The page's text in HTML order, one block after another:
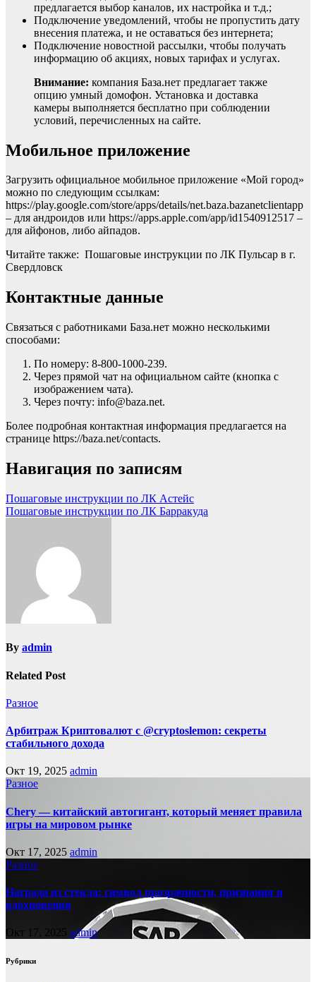
предлагается выбор каналов, их настройка и т.д.;
Подключение уведомлений, чтобы не пропустить дату
внесения платежа, и не оставаться без интернета;
Подключение новостной рассылки, чтобы получать
информацию об акциях, новых тарифах и услугах.
Внимание: компания База.нет предлагает также
опцию умный домофон. Установка и доставка
камеры выполняется бесплатно при соблюдении
условий, перечисленных на сайте.
Мобильное приложение
Загрузить официальное мобильное приложение «Мой город»
можно по следующим ссылкам:
https://play.google.com/store/apps/details/net.baza.bazanetclientapp
– для андроидов или https://apps.apple.com/app/id1540912517 –
для айфонов, либо айпадов.
Читайте также: Пошаговые инструкции по ЛК Пульсар в г.
Свердловск
Контактные данные
Связаться с работниками База.нет можно несколькими
способами:
По номеру: 8-800-1000-239.
Через прямой чат на официальном сайте (кнопка с
изображением чата).
Через почту: info@baza.net.
Более подробная контактная информация предлагается на
странице https://baza.net/contacts.
Навигация по записям
Пошаговые инструкции по ЛК Астейс
Пошаговые инструкции по ЛК Барракуда
By admin
Related Post
Разное
Арбитраж Криптовалют с @cryptoslemon: секреты
стабильного дохода
Окт 19, 2025 admin
Разное
Chery — китайский автогигант, который меняет правила
игры на мировом рынке
Окт 17, 2025 admin
Разное
Награда из стекла: символ прозрачности, признания и
вдохновения
Окт 17, 2025 admin
Рубрики